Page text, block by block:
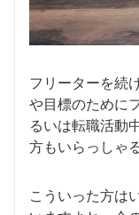
フリーターを続
や目標のために
るいは転職活動
方もいらっしゃ
こういった方は